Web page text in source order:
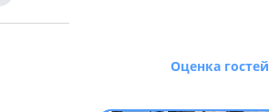
Оценка гостей